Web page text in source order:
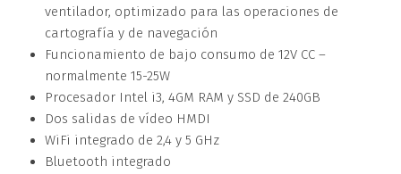
ventilador, optimizado para las operaciones de
cartografía y de navegación
Funcionamiento de bajo consumo de 12V CC –
normalmente 15-25W
Procesador Intel i3, 4GM RAM y SSD de 240GB
Dos salidas de vídeo HMDI
WiFi integrado de 2,4 y 5 GHz
Bluetooth integrado